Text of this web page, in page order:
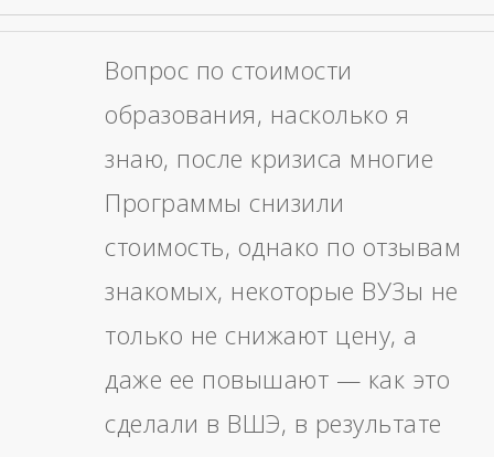
Вопрос по стоимости
образования, насколько я
знаю, после кризиса многие
Программы снизили
стоимость, однако по отзывам
знакомых, некоторые ВУЗы не
только не снижают цену, а
даже ее повышают — как это
сделали в ВШЭ, в результате